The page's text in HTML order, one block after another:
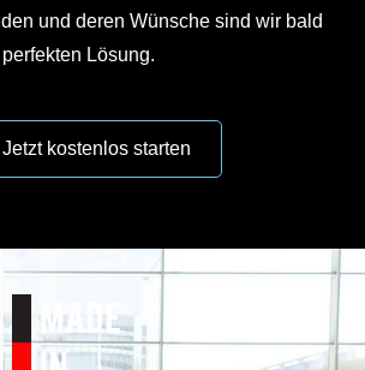
und deren Wünsche sind wir bald
Lösung.